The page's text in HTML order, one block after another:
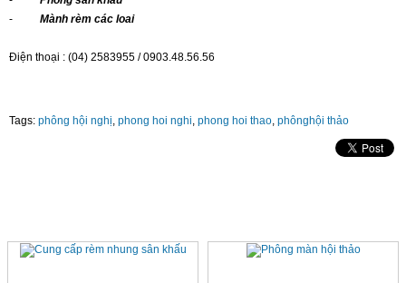
- Mành rèm các loai
Điện thoại : (04) 2583955 / 0903.48.56.56
Tags: phông hội nghị, phong hoi nghi, phong hoi thao, phônghội thảo